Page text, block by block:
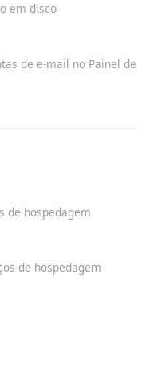
em disco
de e-mail no Painel de
de hospedagem
de hospedagem